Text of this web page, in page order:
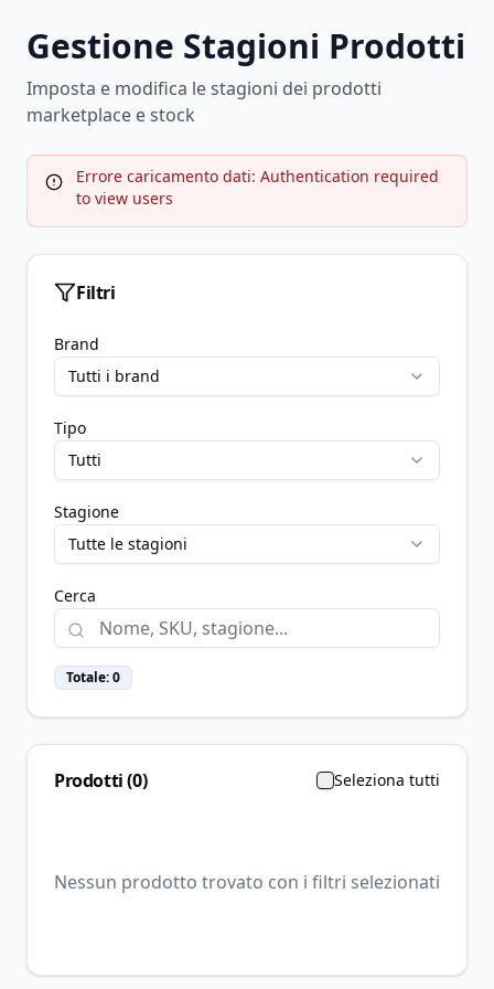
Gestione Stagioni Prodotti
Imposta e modifica le stagioni dei prodotti
marketplace e stock
Errore caricamento dati: Authentication required
to view users
Filtri
Brand
Tutti i brand
Tipo
Tutti
Stagione
Tutte le stagioni
Cerca
Totale:0
Prodotti (0) Seleziona tutti
Nessun prodotto trovato con i filtri selezionati